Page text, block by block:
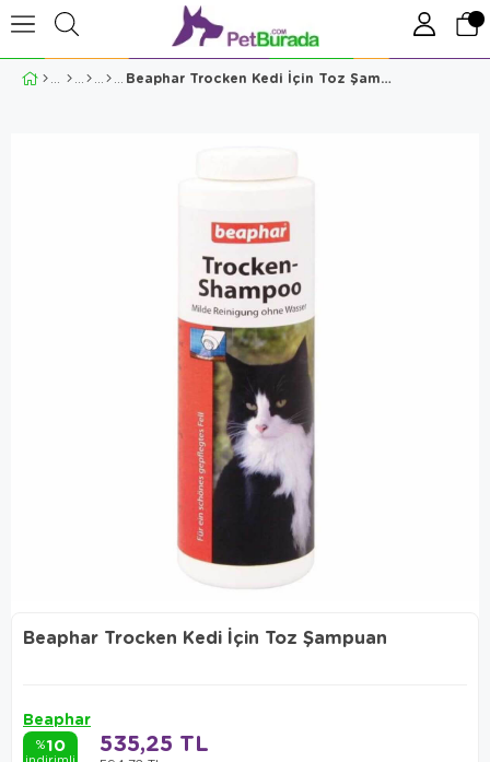
Beaphar Trocken Kedi İçin Toz Şampuan
Beaphar Trocken Kedi İçin Toz Şampuan
Beaphar
%10 535,25 TL